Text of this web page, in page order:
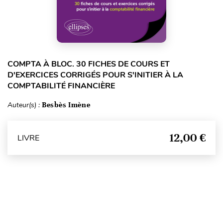
COMPTA À BLOC. 30 FICHES DE COURS ET
D'EXERCICES CORRIGÉS POUR S'INITIER À LA
COMPTABILITÉ FINANCIÈRE
Auteur(s) : Besbès Imène
LIVRE 12,00 €